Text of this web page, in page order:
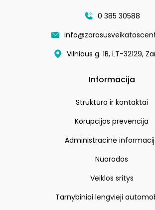
0 385 30588
Vilniaus g. 1B, LT-32129,
Informacija
Struktūra ir kontaktai
Korupcijos prevencija
Administracinė
Nuorodos
Veiklos sritys
Tarnybiniai lengvieji